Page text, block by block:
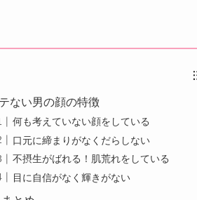
ない男の顔の特徴
何も考えていない顔をしている
口元に締まりがなくだらしない
不摂生がばれる！肌荒れをしている
目に自信がなく輝きがない